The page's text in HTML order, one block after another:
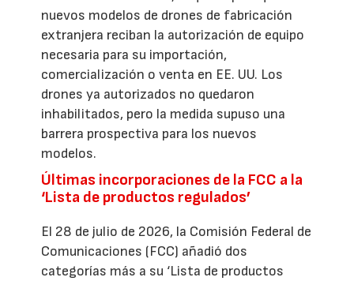
nuevos modelos de drones de fabricación
extranjera reciban la autorización de equipo
necesaria para su importación,
comercialización o venta en EE. UU. Los
drones ya autorizados no quedaron
inhabilitados, pero la medida supuso una
barrera prospectiva para los nuevos
modelos.
Últimas incorporaciones de la FCC a la
‘Lista de productos regulados’
El 28 de julio de 2026, la Comisión Federal de
Comunicaciones (FCC) añadió dos
categorías más a su ‘Lista de productos